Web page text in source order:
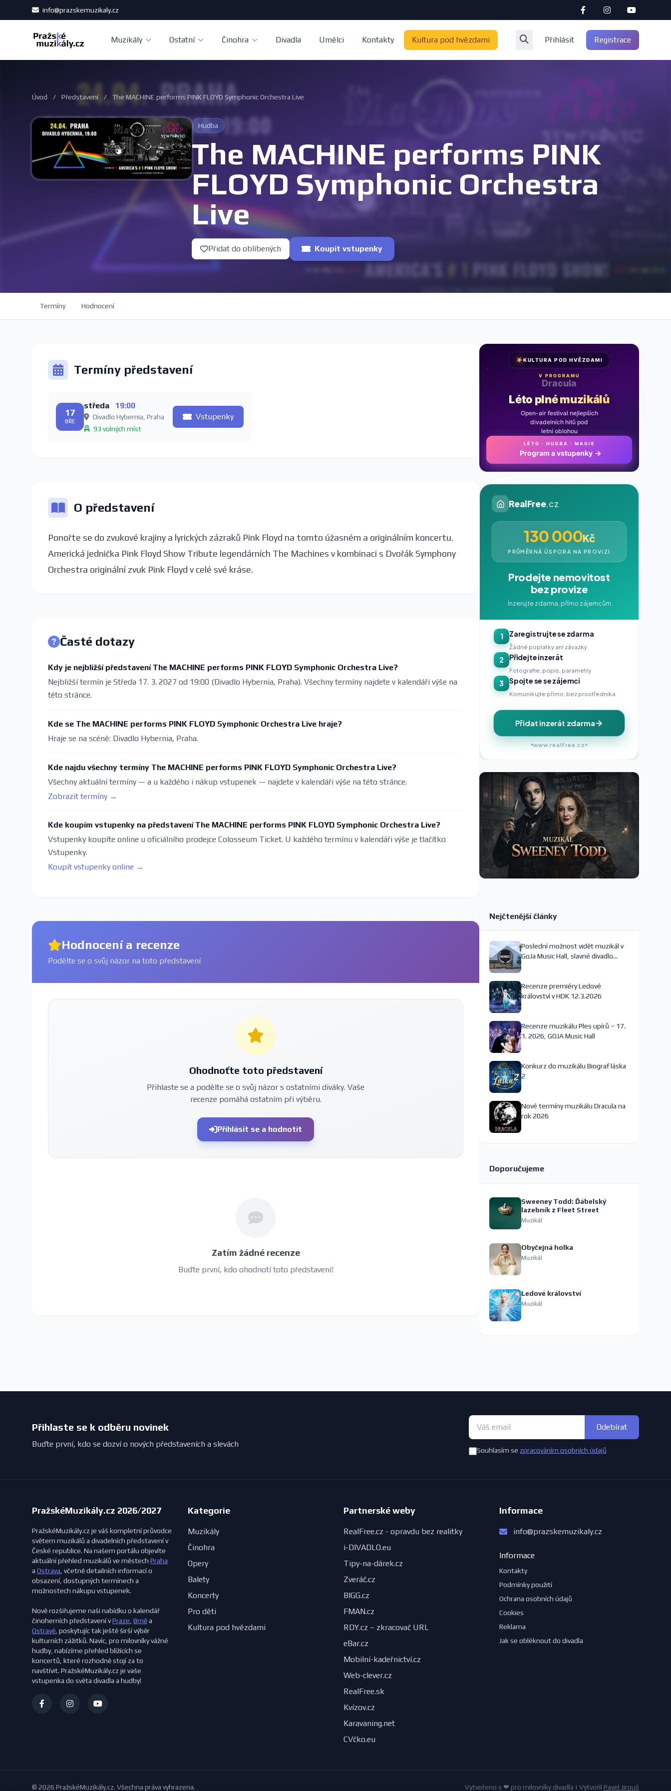
info@prazskemuzikaly.cz
Muzikály Ostatní Činohra Divadla Umělci Kontakty Kultura pod hvězdami Přihlásit Registrace
Úvod / Představení / The MACHINE performs PINK FLOYD Symphonic Orchestra Live
Hudba
The MACHINE performs PINK
FLOYD Symphonic Orchestra
Live
Přidat do oblíbených Koupit vstupenky
Termíny Hodnocení
Termíny představení
17
BŘE
středa 19:00
Divadlo Hybernia, Praha
93 volných míst
Vstupenky
O představení
Ponořte se do zvukové krajiny a lyrických zázraků Pink Floyd na tomto úžasném a originálním koncertu.
Americká jednička Pink Floyd Show Tribute legendárních The Machines v kombinaci s Dvořák Symphony
Orchestra originální zvuk Pink Floyd v celé své kráse.
Časté dotazy
Kdy je nejbližší představení The MACHINE performs PINK FLOYD Symphonic Orchestra Live?
Nejbližší termín je Středa 17. 3. 2027 od 19:00 (Divadlo Hybernia, Praha). Všechny termíny najdete v kalendáři výše na
této stránce.
Kde se The MACHINE performs PINK FLOYD Symphonic Orchestra Live hraje?
Hraje se na scéně: Divadlo Hybernia, Praha.
Kde najdu všechny termíny The MACHINE performs PINK FLOYD Symphonic Orchestra Live?
Všechny aktuální termíny — a u každého i nákup vstupenek — najdete v kalendáři výše na této stránce.
Zobrazit termíny →
Kde koupím vstupenky na představení The MACHINE performs PINK FLOYD Symphonic Orchestra Live?
Vstupenky koupíte online u oficiálního prodejce Colosseum Ticket. U každého termínu v kalendáři výše je tlačítko
Vstupenky.
Koupit vstupenky online →
Hodnocení a recenze
Podělte se o svůj názor na toto představení
Ohodnoťte toto představení
Přihlaste se a podělte se o svůj názor s ostatními diváky. Vaše
recenze pomáhá ostatním při výběru.
Přihlásit se a hodnotit
Zatím žádné recenze
Buďte první, kdo ohodnotí toto představení!
★KULTURA POD HVĚZDAMI
V PROGRAMU
Noc na Karlštejně
Léto plné muzikálů
Open-air festival nejlepších
divadelních hitů pod
letní oblohou
LÉTO · HUDBA · MAGIE
Program a vstupenky →
RealFree.cz
130 000Kč
PRŮMĚRNÁ ÚSPORA NA PROVIZI
Prodejte nemovitost
bez provize
Inzerujte zdarma, přímo zájemcům
1 Zaregistrujte se zdarma
Žádné poplatky ani závazky
2 Přidejte inzerát
Fotografie, popis, parametry
3 Spojte se se zájemci
Komunikujte přímo, bez prostředníka
Přidat inzerát zdarma
www.realfree.cz
Nejčtenější články
Poslední možnost vidět muzikál v
GoJa Music Hall, slavné divadlo
Recenze premiéry Ledové
království v HDK 12.3.2026
Recenze muzikálu Ples upírů – 17.
1. 2026, GOJA Music Hall
Konkurz do muzikálu Biograf láska
2
Nové termíny muzikálu Dracula na
rok 2026
Doporučujeme
Sweeney Todd: Ďábelský
lazebník z Fleet Street
Muzikál
Obyčejná holka
Muzikál
Ledové království
Muzikál
Přihlaste se k odběru novinek
Buďte první, kdo se dozví o nových představeních a slevách
Odebírat
Souhlasím se zpracováním osobních údajů
PražskéMuzikály.cz 2026/2027
PražskéMuzikály.cz je váš kompletní průvodce
světem muzikálů a divadelních představení v
České republice. Na našem portálu objevíte
aktuální přehled muzikálů ve městech Praha
a Ostrava, včetně detailních informací o
obsazení, dostupných termínech a
možnostech nákupu vstupenek.
Nově rozšiřujeme naši nabídku o kalendář
činoherních představení vPraze, Brněa
Ostravě, poskytujíc tak ještě širší výběr
kulturních zážitků. Navíc, pro milovníky vážné
hudby, nabízíme přehled blížících se
koncertů, které rozhodně stojí za to
navštívit. PražskéMuzikály.cz je vaše
vstupenka do světa divadla a hudby!
Kategorie
Muzikály
Činohra
Opery
Balety
Koncerty
Pro děti
Kultura pod hvězdami
Partnerské weby
RealFree.cz - opravdu bez realitky
i-DIVADLO.eu
Tipy-na-dárek.cz
Zveráč.cz
BIGG.cz
FMAN.cz
RDY.cz – zkracovač URL
eBar.cz
Mobilní-kadeřnictví.cz
Web-clever.cz
RealFree.sk
Kvízov.cz
Karavaning.net
CVčko.eu
Informace
info@prazskemuzikaly.cz
Informace
Kontakty
Podmínky použití
Ochrana osobních údajů
Cookies
Reklama
Jak se obléknout do divadla
© 2026 PražskéMuzikály.cz. Všechna práva vyhrazena. Vytvořeno s ❤ pro milovníky divadla | Vytvořil Pavel Jirouš